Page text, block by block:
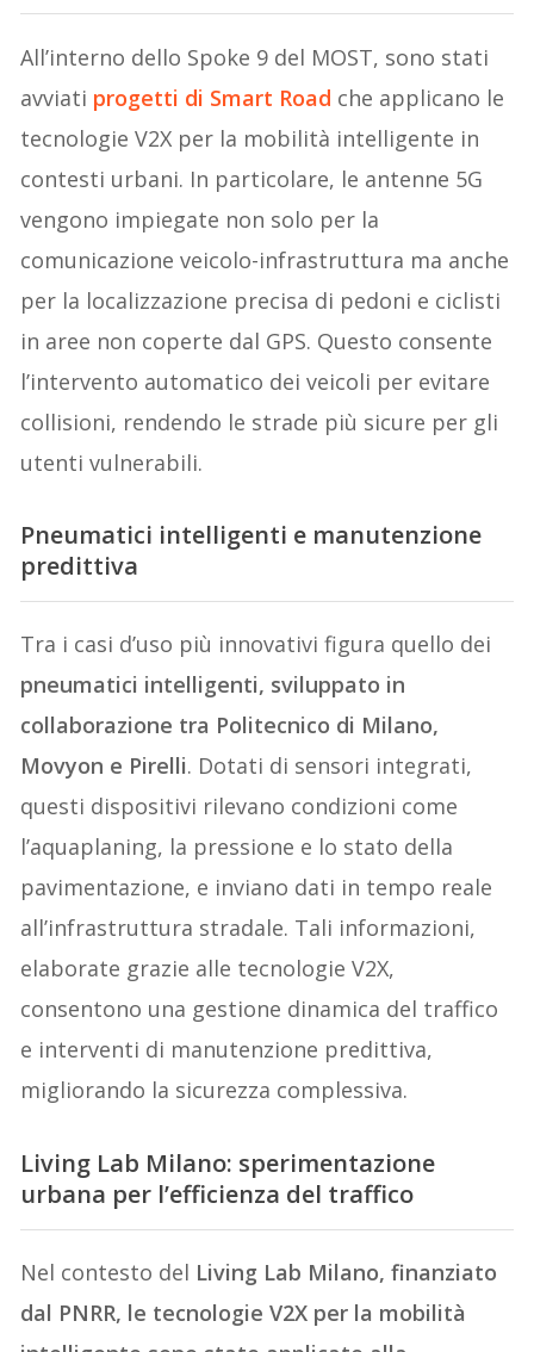
All’interno dello Spoke 9 del MOST, sono stati
avviati progetti di Smart Road che applicano le
tecnologie V2X per la mobilità intelligente in
contesti urbani. In particolare, le antenne 5G
vengono impiegate non solo per la
comunicazione veicolo-infrastruttura ma anche
per la localizzazione precisa di pedoni e ciclisti
in aree non coperte dal GPS. Questo consente
l’intervento automatico dei veicoli per evitare
collisioni, rendendo le strade più sicure per gli
utenti vulnerabili.
Pneumatici intelligenti e manutenzione
predittiva
Tra i casi d’uso più innovativi figura quello dei
pneumatici intelligenti, sviluppato in
collaborazione tra Politecnico di Milano,
Movyon e Pirelli. Dotati di sensori integrati,
questi dispositivi rilevano condizioni come
l’aquaplaning, la pressione e lo stato della
pavimentazione, e inviano dati in tempo reale
all’infrastruttura stradale. Tali informazioni,
elaborate grazie alle tecnologie V2X,
consentono una gestione dinamica del traffico
e interventi di manutenzione predittiva,
migliorando la sicurezza complessiva.
Living Lab Milano: sperimentazione
urbana per l’efficienza del traffico
Nel contesto del Living Lab Milano, finanziato
dal PNRR, le tecnologie V2X per la mobilità